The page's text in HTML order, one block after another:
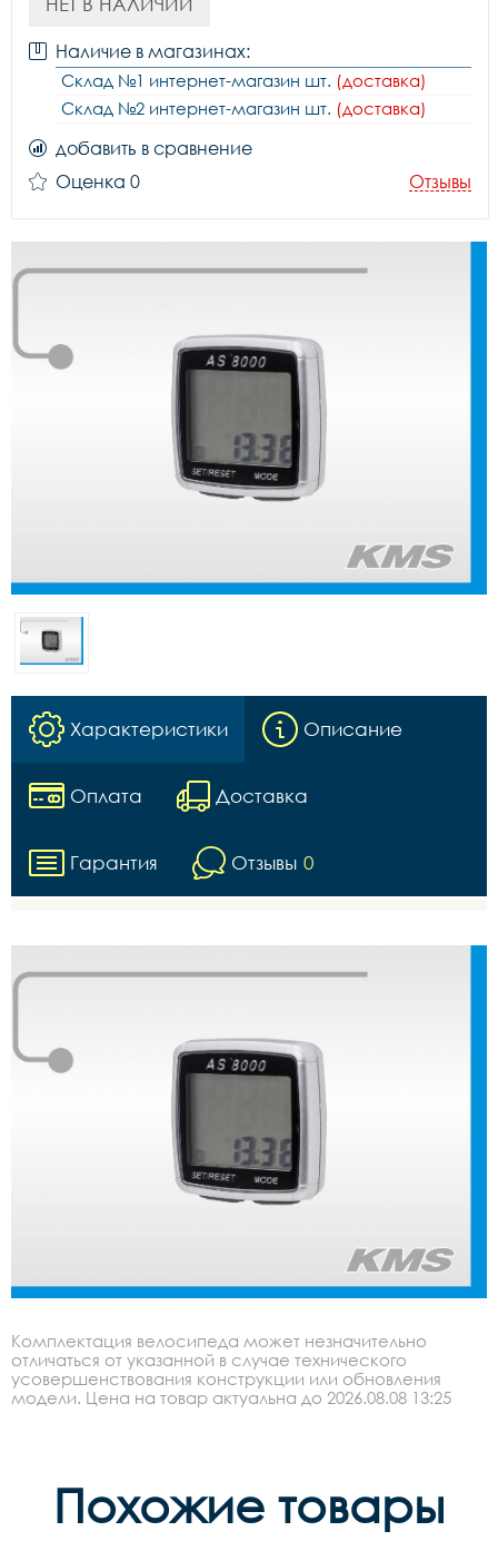
Наличие в магазинах:
Склад №1 интернет-магазин шт. (доставка)
Склад №2 интернет-магазин шт. (доставка)
добавить в сравнение
Оценка 0
Отзывы
Характеристики Описание
Оплата Доставка
Гарантия Отзывы 0
Комплектация велосипеда может незначительно
отличаться от указанной в случае технического
усовершенствования конструкции или обновления
модели. Цена на товар актуальна до 2026.08.08 13:25
Похожие товары